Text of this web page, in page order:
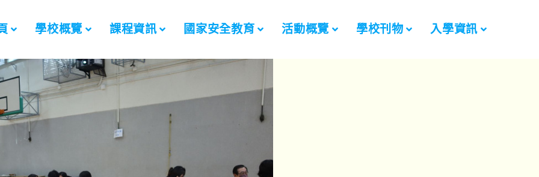
學校概覽 課程資訊 國家安全教育 活動概覽 學校刊物 入學資訊